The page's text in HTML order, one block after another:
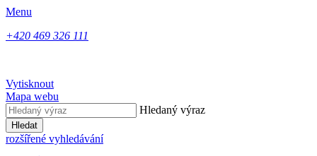
Menu
+420 469 326 111
Vytisknout
Mapa webu
Hledaný výraz
Hledat
rozšířené vyhledávání